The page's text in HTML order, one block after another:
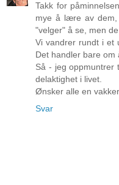
Takk for
mye å lære av
"velger" å se, men
Vi vandrer rundt i et
Det handler bare om
Så - jeg
delaktighet i livet.
Ønsker alle en
Svar